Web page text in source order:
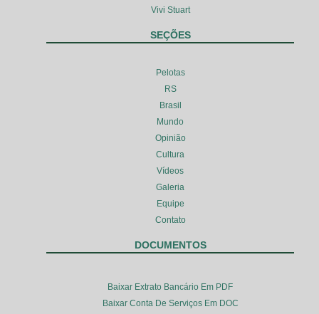
Vivi Stuart
SEÇÕES
Pelotas
RS
Brasil
Mundo
Opinião
Cultura
Vídeos
Galeria
Equipe
Contato
DOCUMENTOS
Baixar Extrato Bancário Em PDF
Baixar Conta De Serviços Em DOC